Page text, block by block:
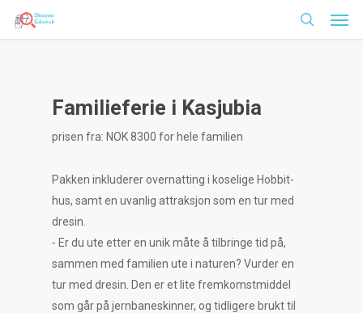
search
Familieferie i Kasjubia
prisen fra: NOK 8300 for hele familien
Pakken inkluderer overnatting i koselige Hobbit-
hus, samt en uvanlig attraksjon som en tur med
dresin.
⁃ Er du ute etter en unik måte å tilbringe tid på,
sammen med familien ute i naturen? Vurder en
tur med dresin. Den er et lite fremkomstmiddel
som går på jernbaneskinner, og tidligere brukt til